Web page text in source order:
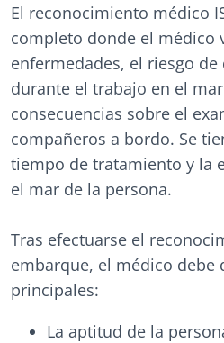
El reconocimiento médico
completo donde el médico
enfermedades, el riesgo de
durante el trabajo en el
consecuencias sobre el
compañeros a bordo. Se
tiempo de tratamiento y la
el mar de la persona.
Tras efectuarse el
embarque, el médico debe
principales:
La aptitud de la